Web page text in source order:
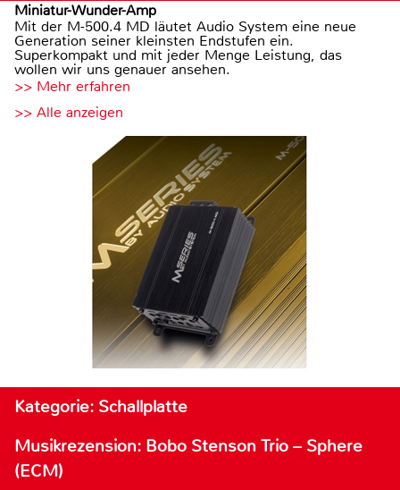
Miniatur-Wunder-Amp
Mit der M-500.4 MD läutet Audio System eine neue
Generation seiner kleinsten Endstufen ein.
Superkompakt und mit jeder Menge Leistung, das
wollen wir uns genauer ansehen.
>> Mehr erfahren
>> Alle anzeigen
Kategorie: Schallplatte
Musikrezension: Bobo Stenson Trio – Sphere
(ECM)